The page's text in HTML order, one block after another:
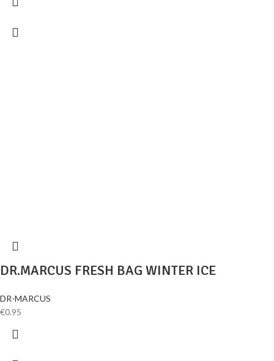
DR.MARCUS FRESH BAG WINTER ICE
DR-MARCUS
€0.95